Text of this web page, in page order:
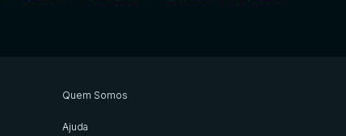
Quem Somos
Ajuda